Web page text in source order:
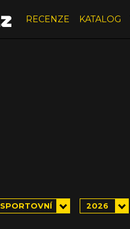
RECENZE KATALOG
SPORTOVNÍ 2026